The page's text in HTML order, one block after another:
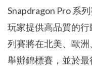
Snapdragon Pro 系
玩家提供高品質的行
列賽將在北美、歐
舉辦錦標賽，並於